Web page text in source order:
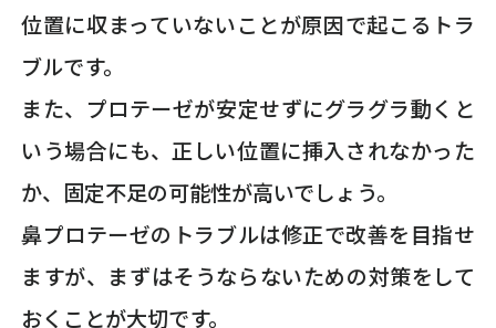
位置に収まっていないことが原因で起こるトラ
ブルです。
また、プロテーゼが安定せずにグラグラ動くと
いう場合にも、正しい位置に挿入されなかった
か、固定不足の可能性が高いでしょう。
鼻プロテーゼのトラブルは修正で改善を目指せ
ますが、まずはそうならないための対策をして
おくことが大切です。